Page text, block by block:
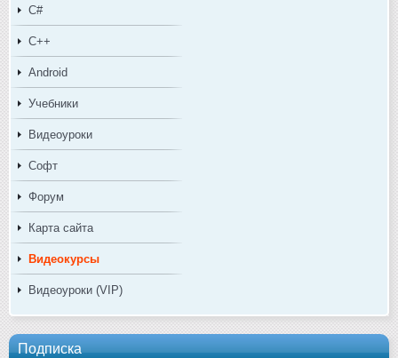
C#
C++
Android
Учебники
Видеоуроки
Софт
Форум
Карта сайта
Видеокурсы
Видеоуроки (VIP)
Подписка